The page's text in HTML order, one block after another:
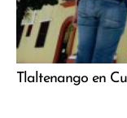
Tlaltenango en